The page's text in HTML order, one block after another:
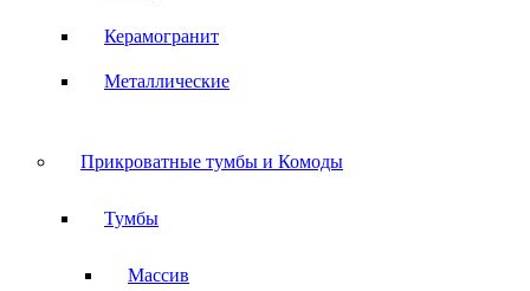
Керамогранит
Металлические
Прикроватные тумбы и Комоды
Тумбы
Массив